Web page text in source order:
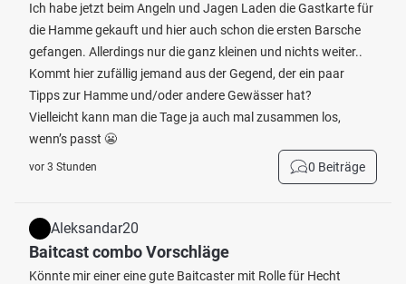
Ich habe jetzt beim Angeln und Jagen Laden die Gastkarte für
die Hamme gekauft und hier auch schon die ersten Barsche
gefangen. Allerdings nur die ganz kleinen und nichts weiter..
Kommt hier zufällig jemand aus der Gegend, der ein paar
Tipps zur Hamme und/oder andere Gewässer hat?
Vielleicht kann man die Tage ja auch mal zusammen los,
wenn’s passt 😬
vor 3 Stunden 0 Beiträge
Aleksandar20
Baitcast combo Vorschläge
Könnte mir einer eine gute Baitcaster mit Rolle für Hecht